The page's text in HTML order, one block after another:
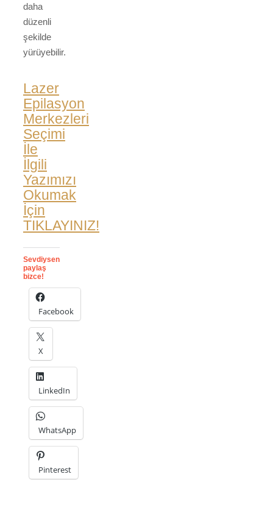
daha
düzenli
şekilde
yürüyebilir.
Lazer
Epilasyon
Merkezleri
Seçimi
İle
İlgili
Yazımızı
Okumak
İçin
TIKLAYINIZ!
Sevdiysen
paylaş
bizce!
Facebook
X
LinkedIn
WhatsApp
Pinterest